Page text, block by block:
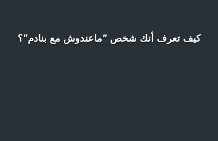
كيف تعرف أنك شخص ”ماعندوش مع بنادم”؟